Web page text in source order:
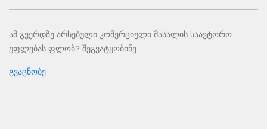
ამ გვერდზე არსებული კომერციული მასალის საავტორო
უფლებას ფლობ? შეგვატყობინე.
გვაცნობე